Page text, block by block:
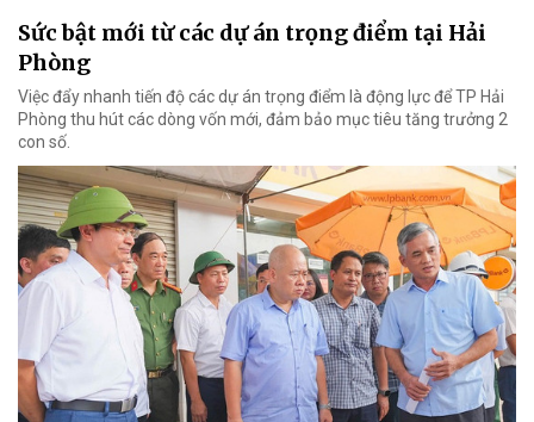
Sức bật mới từ các dự án trọng điểm tại Hải
Phòng
Việc đẩy nhanh tiến độ các dự án trọng điểm là động lực để TP Hải
Phòng thu hút các dòng vốn mới, đảm bảo mục tiêu tăng trưởng 2
con số.